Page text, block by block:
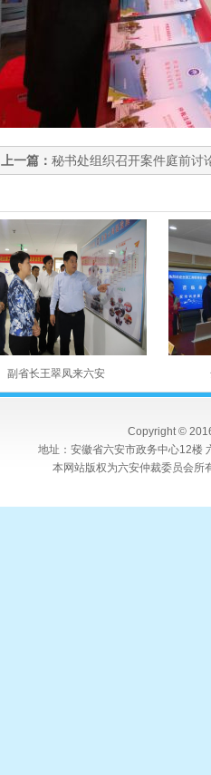
上一篇： 秘书处组织召开案件庭前讨
王翠凤来六安 全国
Copyright ©
地址：安徽省六安市政务中心12
本网站版权为六安仲裁委员会